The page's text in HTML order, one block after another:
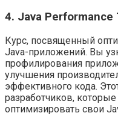
4. Java Performance
Курс, посвященный
Java-приложений. Вы
профилирования
улучшения
эффективного кода.
разработчиков, которые
оптимизировать свои